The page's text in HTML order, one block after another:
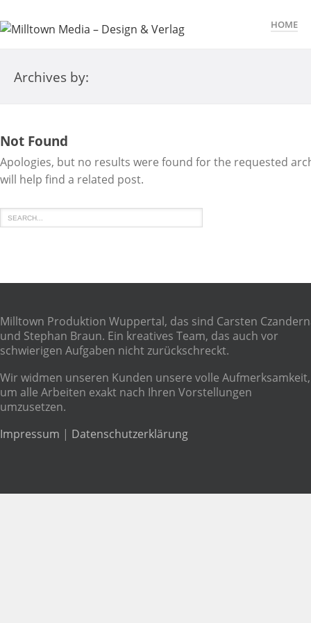
HOME
Archives by:
Not Found
Apologies, but no results were found for the requested
will help find a related post.
Milltown Produktion Wuppertal, das sind Carsten
und Stephan Braun. Ein kreatives Team, das auch vor
schwierigen Aufgaben nicht zurückschreckt.
Wir widmen unseren Kunden unsere volle Aufmerksamkeit,
um alle Arbeiten exakt nach Ihren Vorstellungen
umzusetzen.
Impressum | Datenschutzerklärung